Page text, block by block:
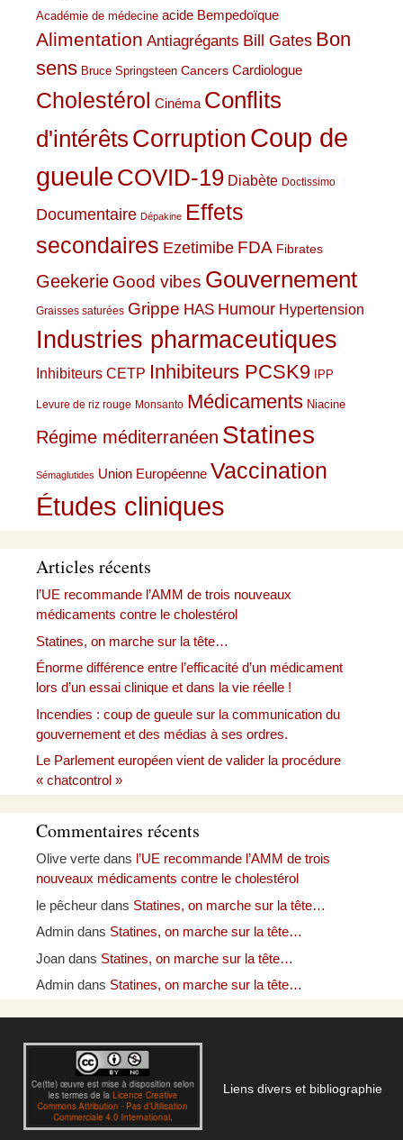
Académie de médecine acide Bempedoïque
Alimentation Antiagrégants Bill Gates Bon
sens Bruce Springsteen Cancers Cardiologue
Cholestérol Cinéma Conflits
d'intérêts CorruptionCoup de
gueule COVID-19 Diabète Doctissimo
Documentaire Dépakine Effets
secondaires Ezetimibe FDA Fibrates
Geekerie Good vibes Gouvernement
Graisses saturées Grippe HAS Humour Hypertension
Industries pharmaceutiques
Inhibiteurs CETP Inhibiteurs PCSK9 IPP
Levure de riz rouge Monsanto Médicaments Niacine
Régime méditerranéen Statines
Sémaglutides Union Européenne Vaccination
Études cliniques
Articles récents
l’UE recommande l’AMM de trois nouveaux
médicaments contre le cholestérol
Statines, on marche sur la tête…
Énorme différence entre l’efficacité d’un médicament
lors d’un essai clinique et dans la vie réelle !
Incendies : coup de gueule sur la communication du
gouvernement et des médias à ses ordres.
Le Parlement européen vient de valider la procédure
« chatcontrol »
Commentaires récents
Olive verte dans l’UE recommande l’AMM de trois
nouveaux médicaments contre le cholestérol
le pêcheur dans Statines, on marche sur la tête…
Admin dans Statines, on marche sur la tête…
Joan dans Statines, on marche sur la tête…
Admin dans Statines, on marche sur la tête…
Liens divers et bibliographie